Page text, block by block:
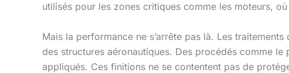
utilisés pour les zones critiques comme les moteurs,
Mais la performance ne s’arrête pas là. Les
des structures aéronautiques. Des procédés comme
appliqués. Ces finitions ne se contentent pas de